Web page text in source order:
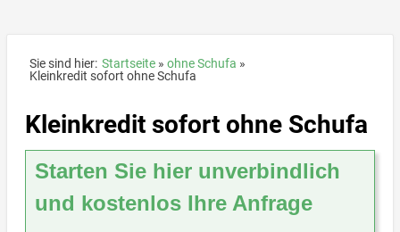
Sie sind hier: Startseite
ohne Schufa
Kleinkredit sofort ohne Schufa
Kleinkredit sofort ohne Schufa
Starten Sie hier unverbindlich
und kostenlos Ihre Anfrage